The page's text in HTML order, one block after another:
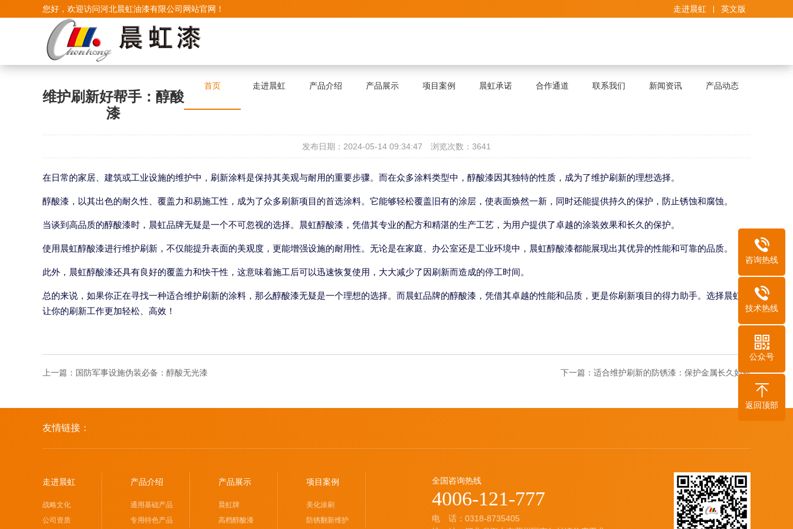
您好，欢迎访问河北晨虹油漆有限公司网站官网！ 走进晨虹 英文版
首页 走进晨虹 产品介绍 产品展示 项目案例 晨虹承诺 合作通道 联系我们 新闻资讯 产品动态
维护刷新好帮手：醇酸
漆
发布日期：2024-05-14 09:34:47 浏览次数：3641
在日常的家居、建筑或工业设施的维护中，刷新涂料是保持其美观与耐用的重要步骤。而在众多涂料类型中，醇酸漆因其独特的性质，成为了维护刷新的理想选择。
醇酸漆，以其出色的耐久性、覆盖力和易施工性，成为了众多刷新项目的首选涂料。它能够轻松覆盖旧有的涂层，使表面焕然一新，同时还能提供持久的保护，防止锈蚀和腐蚀。
当谈到高品质的醇酸漆时，晨虹品牌无疑是一个不可忽视的选择。晨虹醇酸漆，凭借其专业的配方和精湛的生产工艺，为用户提供了卓越的涂装效果和长久的保护。
使用晨虹醇酸漆进行维护刷新，不仅能提升表面的美观度，更能增强设施的耐用性。无论是在家庭、办公室还是工业环境中，晨虹醇酸漆都能展现出其优异的性能和可靠的品质。
此外，晨虹醇酸漆还具有良好的覆盖力和快干性，这意味着施工后可以迅速恢复使用，大大减少了因刷新而造成的停工时间。
总的来说，如果你正在寻找一种适合维护刷新的涂料，那么醇酸漆无疑是一个理想的选择。而晨虹品牌的醇酸漆，凭借其卓越的性能和品质，更是你刷新项目的得力助手。选择晨虹，
让你的刷新工作更加轻松、高效！
上一篇： 国防军事设施伪装必备：醇酸无光漆 下一篇： 适合维护刷新的防锈漆：保护金属长久如新
友情链接：
走进晨虹
战略文化
公司资质
产品介绍
通用基础产品
专用特色产品
产品展示
晨虹牌
高档醇酸漆
项目案例
美化涂刷
防锈翻新维护
全国咨询热线
4006-121-777
电 话：0318-8735405
咨询热线
技术热线
公众号
返回顶部